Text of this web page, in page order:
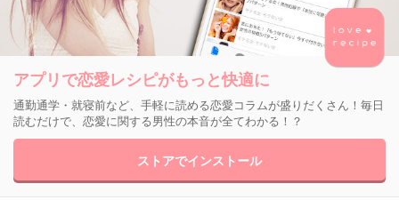
アプリで恋愛レシピがもっと快適に
通勤通学・就寝前など、手軽に読める恋愛コラムが盛りだくさん！毎日
読むだけで、恋愛に関する男性の本音が全てわかる！？
ストアでインストール